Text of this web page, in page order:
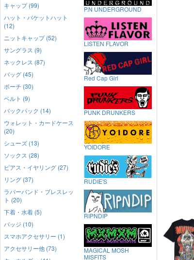
キャップ (99)
ハット・バケットハット
(12)
ニットキャップ (52)
サングラス (9)
ネックレス (87)
バッグ (45)
ポーチ (30)
ベルト (9)
バックパック (14)
ウォレット・カードケース
(20)
シューズ (13)
ソックス (28)
ピアス・イヤリング (27)
リング (37)
ラバーバンド・ブレスレッ
ト (20)
下着・水着 (5)
バッジ (10)
スマホアクセサリー (1)
アクセサリー他 (73)
P.N UNDERGROUND
LISTEN FLAVOR
Red Cap Girl
PUNK DRUNKERS
YOIDORE
RUDIE'S
RIPNDIP
MAGICAL MOSH
MISFITS